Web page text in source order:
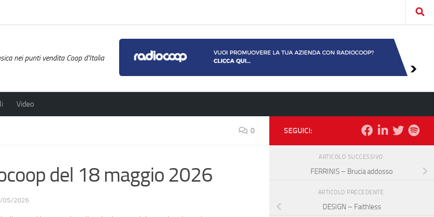
nei punti vendita Coop d'Italia
Video
0
del 18 maggio 2026
05/2026
SEGUICI:
ARTICOLO SUCCESSIVO
FERRINIS – Brucia addosso
ARTICOLO PRECEDENTE
DESIGN – Faithless